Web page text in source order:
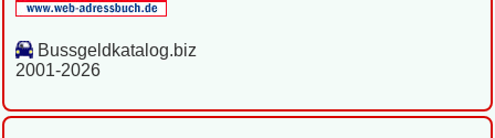
Bussgeldkatalog.biz
2001-2026